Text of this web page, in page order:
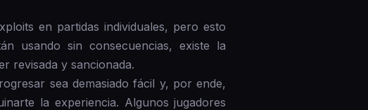
en partidas individuales, pero esto
usando sin consecuencias, existe la
revisada y sancionada.
sea demasiado fácil y, por ende,
la experiencia. Algunos jugadores